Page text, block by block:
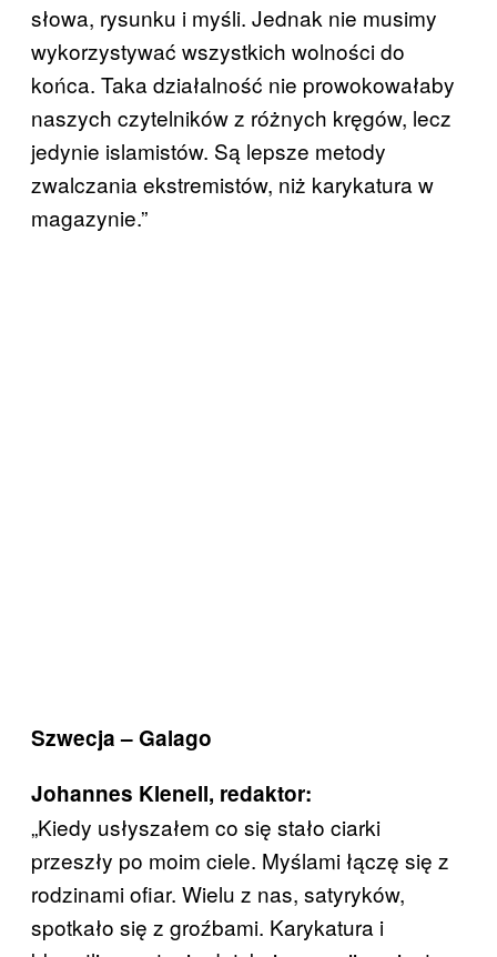
słowa, rysunku i myśli. Jednak nie musimy
wykorzystywać wszystkich wolności do
końca. Taka działalność nie prowokowałaby
naszych czytelników z różnych kręgów, lecz
jedynie islamistów. Są lepsze metody
zwalczania ekstremistów, niż karykatura w
magazynie.”
Szwecja – Galago
Johannes Klenell, redaktor:
„Kiedy usłyszałem co się stało ciarki
przeszły po moim ciele. Myślami łączę się z
rodzinami ofiar. Wielu z nas, satyryków,
spotkało się z groźbami. Karykatura i